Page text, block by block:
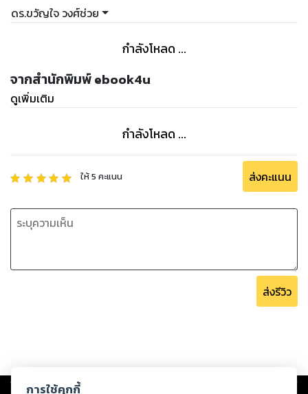
ดร.ขวัญใจ วงศ์ช่วย
กำลังโหลด ...
จากสำนักพิมพ์ ebook4u
ดูเพิ่มเติม
กำลังโหลด ...
ให้5 คะแนน ส่งคะแนน
ส่งรีวิว
Copyright © 2026
การใช้คุกกี้